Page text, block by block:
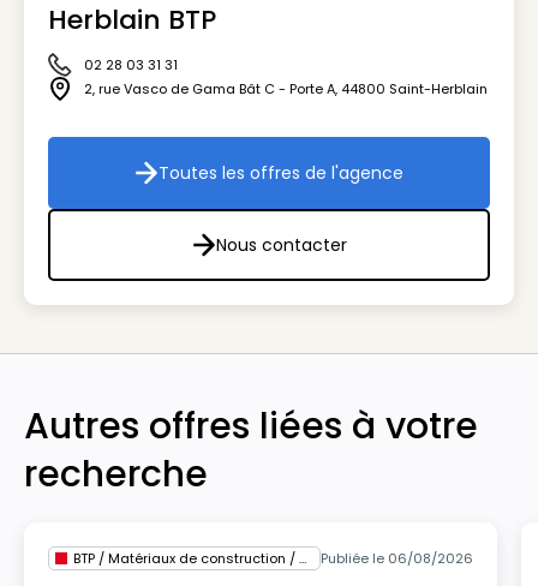
Herblain BTP
Icône téléphone
02 28 03 31 31
Icône adresse
2, rue Vasco de Gama Bât C - Porte A, 44800 Saint-Herblain
Toutes les offres de l'agence
Toutes les offres de l'agence
Nous contacter
Nous contacter
Autres offres liées à votre
recherche
BTP / Matériaux de construction / Architecture Publiée le 06/08/2026